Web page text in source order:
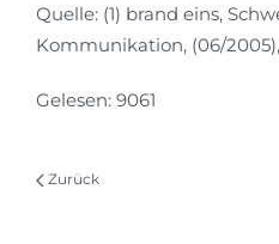
Quelle: (1) brand eins,
Kommunikation, (06/2005),
Gelesen: 9061
Zurück